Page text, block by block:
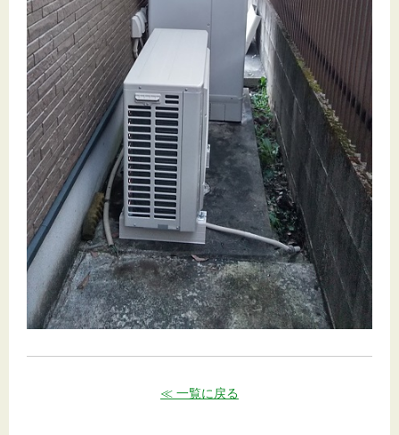
≪ 一覧に戻る